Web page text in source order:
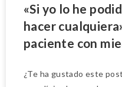
«Si yo lo he
hacer
paciente con
¿Te ha gustado este